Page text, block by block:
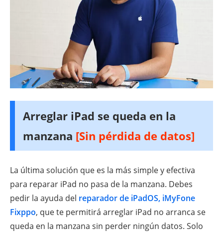
Arreglar iPad se queda en la
manzana [Sin pérdida de datos]
La última solución que es la más simple y efectiva
para reparar iPad no pasa de la manzana. Debes
pedir la ayuda del reparador de iPadOS, iMyFone
Fixppo, que te permitirá arreglar iPad no arranca se
queda en la manzana sin perder ningún datos. Solo